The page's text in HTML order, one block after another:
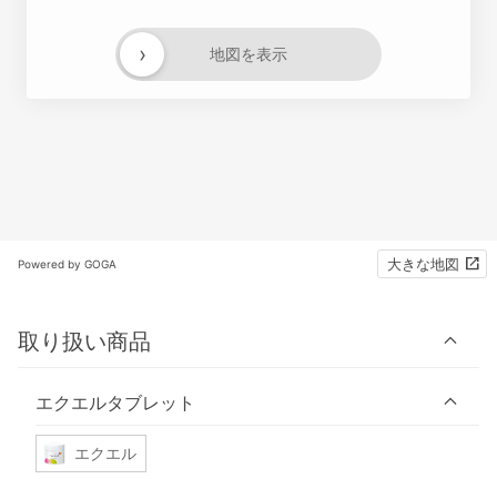
地図を表示
›
Powered by GOGA 大きな地図
取り扱い商品
エクエルタブレット
エクエル